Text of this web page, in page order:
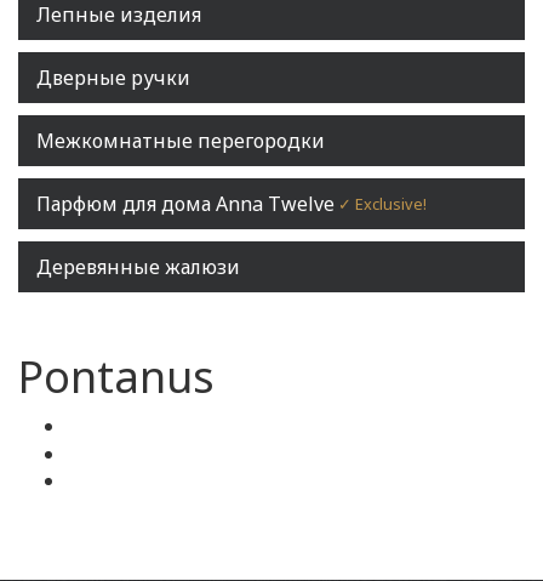
Лепные изделия
Дверные ручки
Межкомнатные перегородки
Парфюм для дома Anna Twelve ✓ Exclusive!
Деревянные жалюзи
Pontanus